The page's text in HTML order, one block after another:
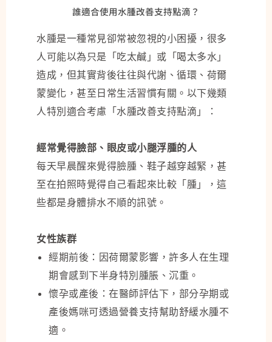
誰適合使用水腫改善支持點滴？
水腫是一種常見卻常被忽視的小困擾，很多
人可能以為只是「吃太鹹」或「喝太多水」
造成，但其實背後往往與代謝、循環、荷爾
蒙變化，甚至日常生活習慣有關。以下幾類
人特別適合考慮「水腫改善支持點滴」：
經常覺得臉部、眼皮或小腿浮腫的人
每天早晨醒來覺得臉腫、鞋子越穿越緊，甚
至在拍照時覺得自己看起來比較「腫」，這
些都是身體排水不順的訊號。
女性族群
經期前後：因荷爾蒙影響，許多人在生理
期會感到下半身特別腫脹、沉重。
懷孕或產後：在醫師評估下，部分孕期或
產後媽咪可透過營養支持幫助舒緩水腫不
適。